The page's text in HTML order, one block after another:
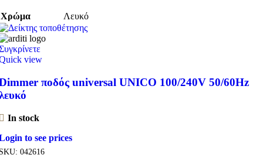
Χρώμα Λευκό
view
ποδός universal UNICO 100/240V 50/60Hz
In stock
to see prices
042616